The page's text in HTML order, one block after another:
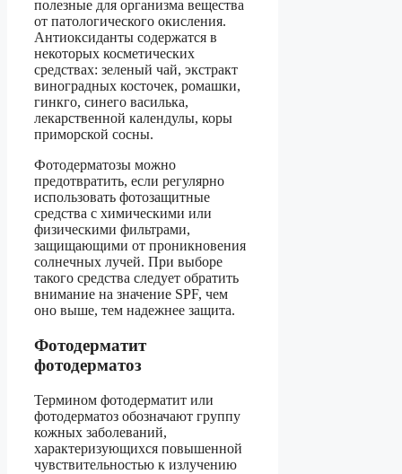
полезные для организма вещества
от патологического окисления.
Антиоксиданты содержатся в
некоторых косметических
средствах: зеленый чай, экстракт
виноградных косточек, ромашки,
гинкго, синего василька,
лекарственной календулы, коры
приморской сосны.
Фотодерматозы можно
предотвратить, если регулярно
использовать фотозащитные
средства с химическими или
физическими фильтрами,
защищающими от проникновения
солнечных лучей. При выборе
такого средства следует обратить
внимание на значение SPF, чем
оно выше, тем надежнее защита.
Фотодерматит
фотодерматоз
Термином фотодерматит или
фотодерматоз обозначают группу
кожных заболеваний,
характеризующихся повышенной
чувствительностью к излучению